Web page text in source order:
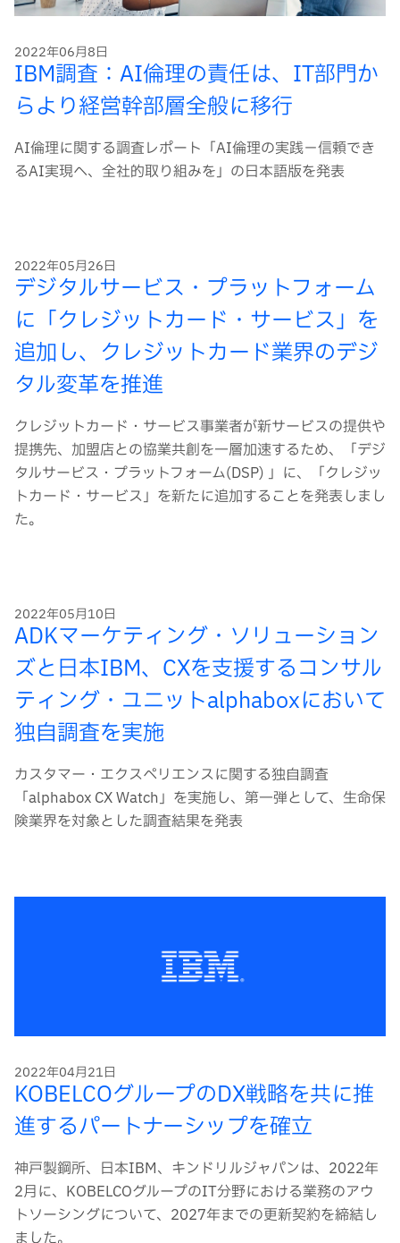
2022年06月8日
IBM調査：AI倫理の責任は、IT部門か
らより経営幹部層全般に移行
AI倫理に関する調査レポート「AI倫理の実践－信頼でき
るAI実現へ、全社的取り組みを」の日本語版を発表
2022年05月26日
デジタルサービス・プラットフォーム
に「クレジットカード・サービス」を
追加し、クレジットカード業界のデジ
タル変革を推進
クレジットカード・サービス事業者が新サービスの提供や
提携先、加盟店との協業共創を一層加速するため、「デジ
タルサービス・プラットフォーム(DSP) 」に、「クレジッ
トカード・サービス」を新たに追加することを発表しまし
た。
2022年05月10日
ADKマーケティング・ソリューション
ズと日本IBM、CXを支援するコンサル
ティング・ユニットalphaboxにおいて
独自調査を実施
カスタマー・エクスペリエンスに関する独自調査
「alphabox CX Watch」を実施し、第一弾として、生命保
険業界を対象とした調査結果を発表
2022年04月21日
KOBELCOグループのDX戦略を共に推
進するパートナーシップを確立
神戸製鋼所、日本IBM、キンドリルジャパンは、2022年
2月に、KOBELCOグループのIT分野における業務のアウ
トソーシングについて、2027年までの更新契約を締結し
ました。